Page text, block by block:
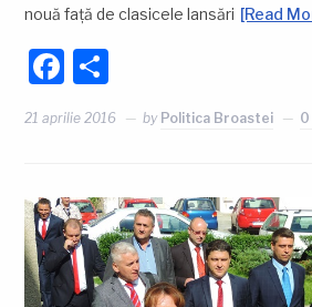
nouă față de clasicele lansări [Read
Facebook
21 aprilie 2016 by Politica Broastei 0